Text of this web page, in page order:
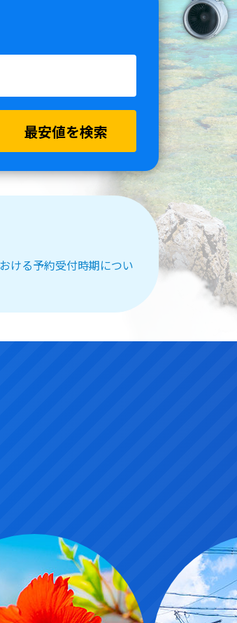
最安値を検索
ける予約受付時期につい